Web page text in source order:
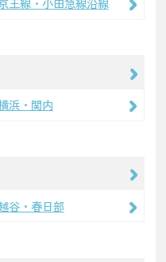
浜・関内
谷・春日部